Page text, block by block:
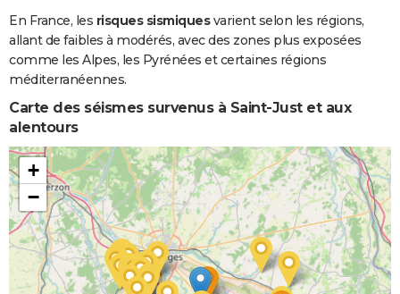
En France, les risques sismiquesvarient selon les régions,
allant de faibles à modérés, avec des zones plus exposées
comme les Alpes, les Pyrénées et certaines régions
méditerranéennes.
Carte des séismes survenus à Saint-Just et aux
alentours
+
−